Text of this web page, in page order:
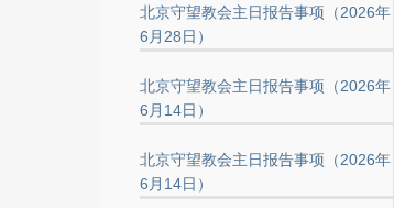
北京守望教会主日报告事项（2026年
6月28日）
北京守望教会主日报告事项（2026年
6月14日）
北京守望教会主日报告事项（2026年
6月14日）